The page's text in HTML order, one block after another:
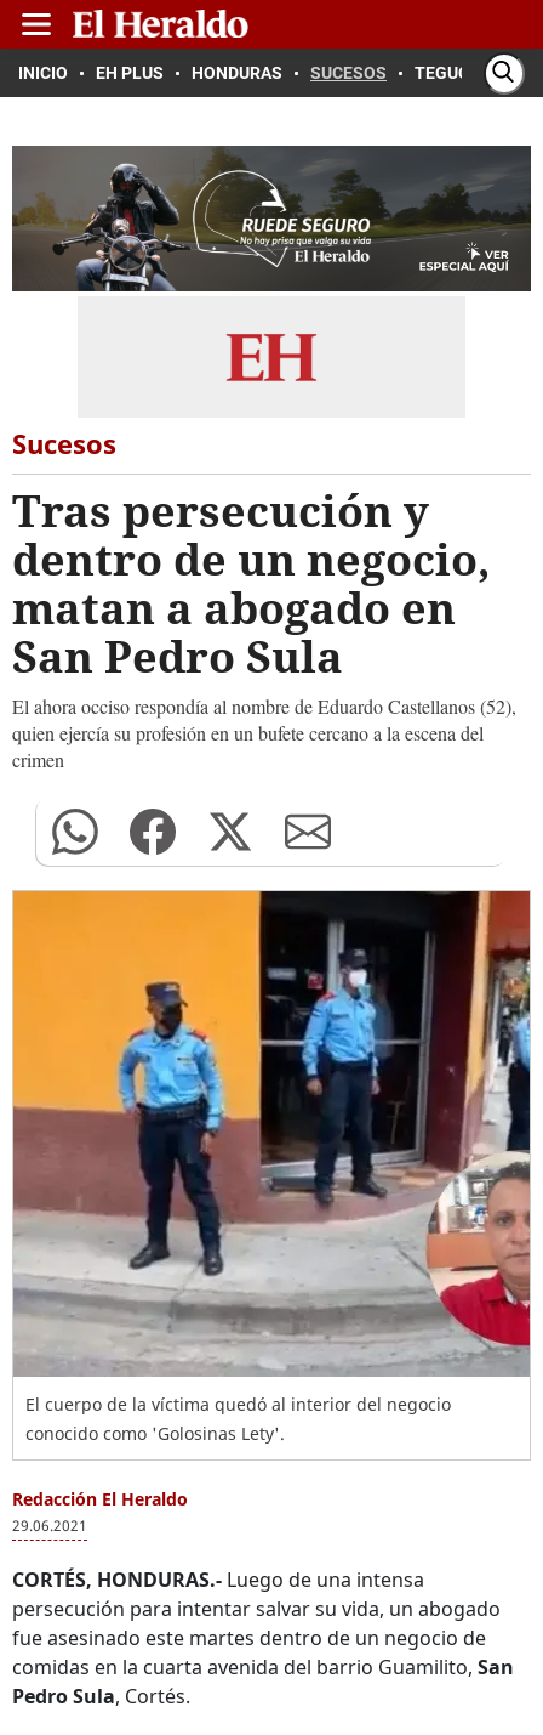
INICIO EH PLUS HONDURAS SUCESOS TEGUCIGALPA
Sucesos
Tras persecución y
dentro de un negocio,
matan a abogado en
San Pedro Sula
El ahora occiso respondía al nombre de Eduardo Castellanos (52),
quien ejercía su profesión en un bufete cercano a la escena del
crimen
El cuerpo de la víctima quedó al interior del negocio
conocido como 'Golosinas Lety'.
Redacción El Heraldo
29.06.2021
CORTÉS, HONDURAS.- Luego de una intensa
persecución para intentar salvar su vida, un abogado
fue asesinado este martes dentro de un negocio de
comidas en la cuarta avenida del barrio Guamilito, San
Pedro Sula, Cortés.